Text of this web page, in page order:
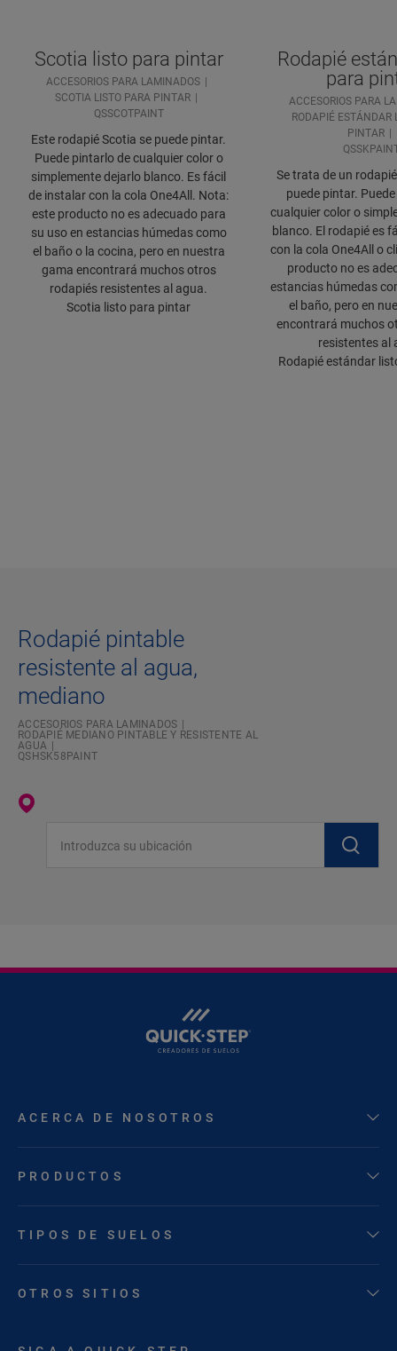
Scotia listo para pintar
ACCESORIOS PARA LAMINADOS
SCOTIA LISTO PARA PINTAR
QSSCOTPAINT
Este rodapié Scotia se puede pintar.
Puede pintarlo de cualquier color o
simplemente dejarlo blanco. Es fácil
de instalar con la cola One4All. Nota:
este producto no es adecuado para
su uso en estancias húmedas como
el baño o la cocina, pero en nuestra
gama encontrará muchos otros
rodapiés resistentes al agua.
Scotia listo para pintar
Rodapié
para
ACCESORIOS PARA
RODAPIÉ ESTÁNDAR
PINTAR
Se trata de un
puede pintar.
cualquier color o
blanco. El rodapié es
con la cola One4All o
producto no es
estancias húmedas
el baño, pero en
encontrará muchos
resistentes al
Rodapié estándar
Rodapié pintable
resistente al agua,
mediano
ACCESORIOS PARA LAMINADOS
RODAPIÉ MEDIANO PINTABLE Y RESISTENTE AL
AGUA
QSHSK58PAINT
ACERCA DE NOSOTROS
PRODUCTOS
TIPOS DE SUELOS
OTROS SITIOS